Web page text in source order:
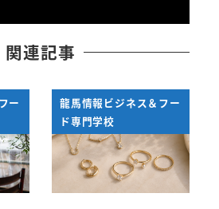
関連記事
ー
龍馬情報ビジネス＆フー
ド専門学校